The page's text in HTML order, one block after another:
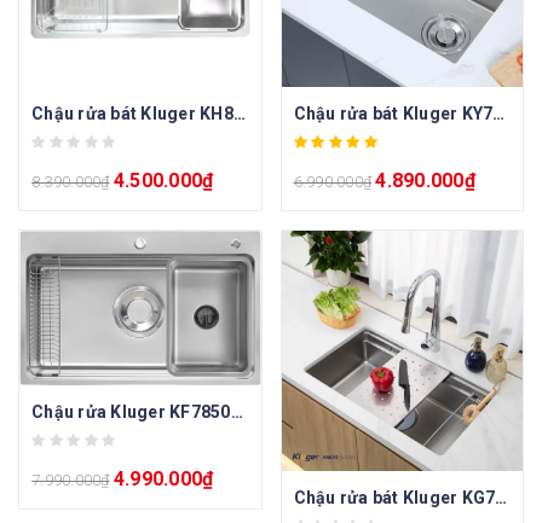
Chậu rửa bát Kluger KH8050ST Plus
8.390.000₫ 4.500.000₫
Chậu rửa bát Kluger KY7545FS Basic
6.990.000₫ 4.890.000₫
Chậu rửa Kluger KF7850FS Plus
7.990.000₫ 4.990.000₫
Chậu rửa bát Kluger KG7644FS Plus